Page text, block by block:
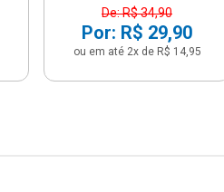
De: R$ 34,90
Por: R$ 29,90
ou em até 2x de R$ 14,95